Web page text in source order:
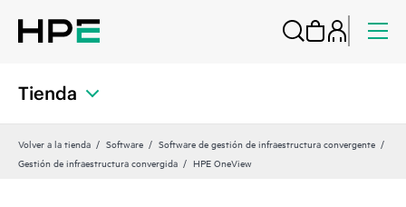
Tienda
Volver a la tienda Software
Software de gestión de infraestructura convergente
Gestión de infraestructura convergida
HPE OneView